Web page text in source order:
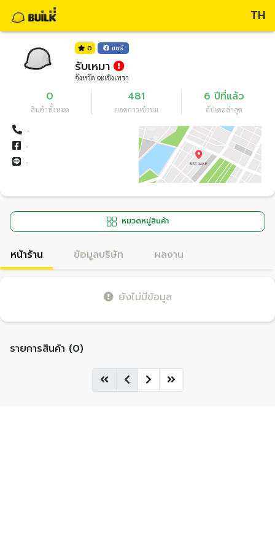
TH
0 แชร์
รับเหมา
จังหวัด ฉะเชิงเทรา
0
สินค้าทั้งหมด
481
ยอดการเข้าชม
6 ปีที่แล้ว
อัปเดตล่าสุด
-
-
-
หมวดหมู่สินค้า
หน้าร้าน ข้อมูลบริษัท ผลงาน
ยังไม่มีข้อมูล
รายการสินค้า (0)